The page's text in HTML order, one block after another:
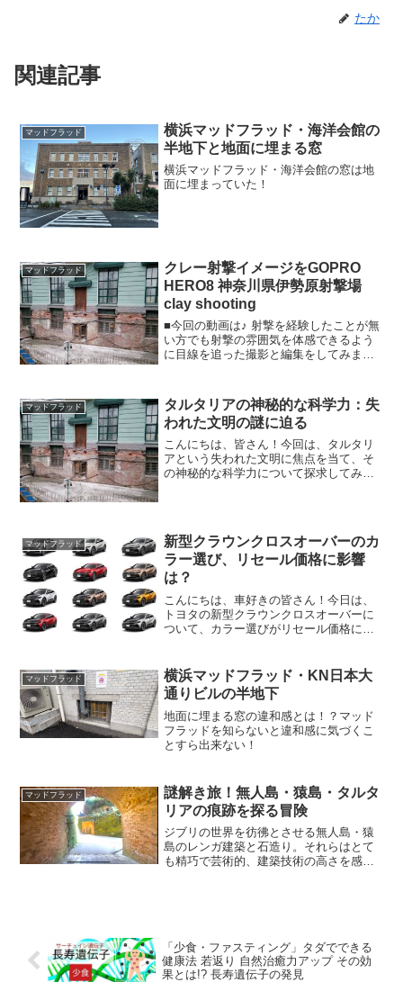
たか
関連記事
マッドフラッド
横浜マッドフラッド・海洋会館の
半地下と地面に埋まる窓
横浜マッドフラッド・海洋会館の窓は地
面に埋まっていた！
マッドフラッド
クレー射撃イメージをGOPRO
HERO8 神奈川県伊勢原射撃場
clay shooting
■今回の動画は♪ 射撃を経験したことが無
い方でも射撃の雰囲気を体感できるよう
に目線を追った撮影と編集をしてみまし
動、空薬莢（やっきょう）の処理や薬莢
を飛ばす(ごみ箱ショ...
マッドフラッド
タルタリアの神秘的な科学力：失
われた文明の謎に迫る
こんにちは、皆さん！今回は、タルタリ
アという失われた文明に焦点を当て、そ
の神秘的な科学力について探求してみた
す。その科学力について、私...
マッドフラッド
新型クラウンクロスオーバーのカ
ラー選び、リセール価格に影響
は？
こんにちは、車好きの皆さん！今日は、
トヨタの新型クラウンクロスオーバーに
ついて、カラー選びがリセール価格にど
たいと思います。クラウンクロスオーバ
ーの概要まず、クラウンク...
マッドフラッド
横浜マッドフラッド・KN日本大
通りビルの半地下
地面に埋まる窓の違和感とは！？マッド
フラッドを知らないと違和感に気づくこ
とすら出来ない！
マッドフラッド
謎解き旅！無人島・猿島・タルタ
リアの痕跡を探る冒険
ジブリの世界を彷彿とさせる無人島・猿
島のレンガ建築と石造り。それらはとて
も精巧で芸術的、建築技術の高さを感じ
「少食・ファスティング」タダでできる
健康法 若返り 自然治癒力アップ その効
果とは!? 長寿遺伝子の発見